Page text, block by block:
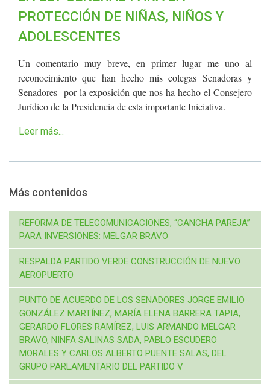
PROTECCIÓN DE NIÑAS, NIÑOS Y
ADOLESCENTES
Un comentario muy breve, en primer lugar me uno al
reconocimiento que han hecho mis colegas Senadoras y
Senadores por la exposición que nos ha hecho el Consejero
Jurídico de la Presidencia de esta importante Iniciativa.
Leer más...
Más contenidos
REFORMA DE TELECOMUNICACIONES, “CANCHA PAREJA”
PARA INVERSIONES: MELGAR BRAVO
RESPALDA PARTIDO VERDE CONSTRUCCIÓN DE NUEVO
AEROPUERTO
PUNTO DE ACUERDO DE LOS SENADORES JORGE EMILIO
GONZÁLEZ MARTÍNEZ, MARÍA ELENA BARRERA TAPIA,
GERARDO FLORES RAMÍREZ, LUIS ARMANDO MELGAR
BRAVO, NINFA SALINAS SADA, PABLO ESCUDERO
MORALES Y CARLOS ALBERTO PUENTE SALAS, DEL
GRUPO PARLAMENTARIO DEL PARTIDO V